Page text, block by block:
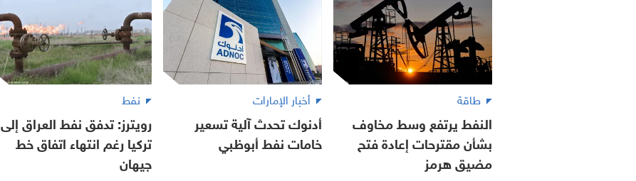
طاقة
النفط يرتفع وسط مخاوف
بشأن مقترحات إعادة فتح
مضيق هرمز
أخبار الإمارات
أدنوك تحدث آلية تسعير
خامات نفط أبوظبي
نفط
رويترز: تدفق نفط العراق إلى
تركيا رغم انتهاء اتفاق خط
جيهان